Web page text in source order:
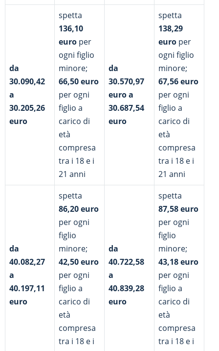
da
30.090,42
a
30.205,26
euro
spetta
136,10
euro per
ogni figlio
minore;
66,50euro
per ogni
figlio a
carico di
età
compresa
tra i 18 e i
21 anni
da
30.570,97
euro a
30.687,54
euro
spetta
138,29
euro per
ogni figlio
minore;
67,56euro
per ogni
figlio a
carico di
età
compresa
tra i 18 e i
21 anni
da
40.082,27
a
40.197,11
euro
spetta
86,20 euro
per ogni
figlio
minore;
42,50euro
per ogni
figlio a
carico di
età
compresa
tra i 18 e i
da
40.722,58
a
40.839,28
euro
spetta
87,58 euro
per ogni
figlio
minore;
43,18euro
per ogni
figlio a
carico di
età
compresa
tra i 18 e i